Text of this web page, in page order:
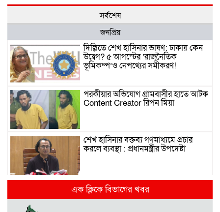
সর্বশেষ
জনপ্রিয়
দিল্লিতে শেখ হাসিনার ভাষণ: ঢাকায় কেন
উদ্বেগ? ৫ আগস্টের ‘রাজনৈতিক
ভূমিকম্প’ও নেপথ্যের সমীকরণ!
পরকীয়ার অভিযোগ গ্রামবাসীর হাতে আটক
Content Creator রিপন মিয়া
শেখ হাসিনার বক্তব্য গণমাধ্যমে প্রচার
করলে ব্যবস্থা : প্রধানমন্ত্রীর উপদেষ্টা
দিল্লিতে হাসিনার গণমাধ্যমে ভাষণ নিয়ে যা
বলছে ভারত
এক ক্লিকে বিভাগের খবর